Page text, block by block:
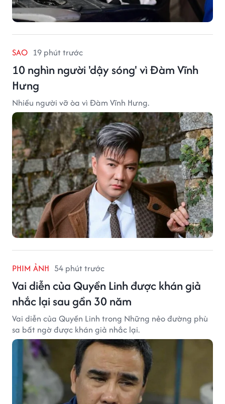
SAO 19 phút trước
10 nghìn người 'dậy sóng' vì Đàm Vĩnh
Hưng
Nhiều người vỡ òa vì Đàm Vĩnh Hưng.
PHIM ẢNH 54 phút trước
Vai diễn của Quyền Linh được khán giả
nhắc lại sau gần 30 năm
Vai diễn của Quyền Linh trong Những nẻo đường phù
sa bất ngờ được khán giả nhắc lại.